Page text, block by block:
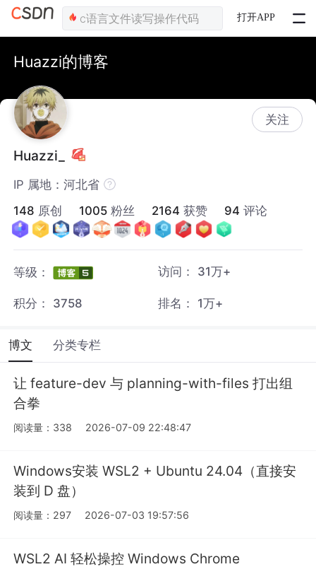
打开APP
Huazzi的博客
关注
Huazzi_
IP 属地：河北省
148 原创 1005 粉丝 2164 获赞 94 评论
等级： 访问： 31万+
积分： 3758 排名： 1万+
博文 分类专栏
让 feature-dev 与 planning-with-files 打出组
合拳
阅读量：338 2026-07-09 22:48:47
Windows安装 WSL2 + Ubuntu 24.04（直接安
装到 D 盘）
阅读量：297 2026-07-03 19:57:56
WSL2 AI 轻松操控 Windows Chrome